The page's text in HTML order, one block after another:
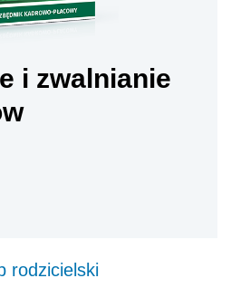
i zwalnianie
rodzicielski